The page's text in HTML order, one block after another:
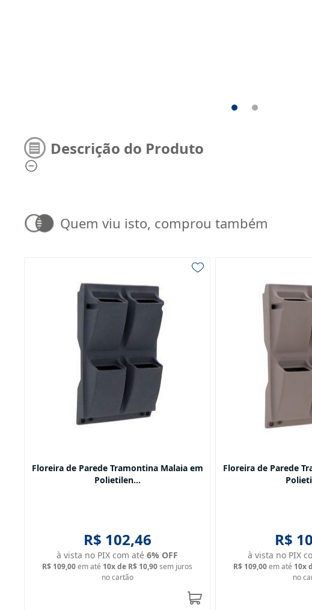
Descrição do Produto
Quem viu isto, comprou também
Floreira de Parede Tramontina Malaia em
Polietilen...
R$ 102,46
à vista no PIX com até 6% OFF
R$ 109,00em até 10x de R$ 10,90sem juros
no cartão
Floreira de Parede
R$
à vista no PIX
R$ 109,00em até 10x
no